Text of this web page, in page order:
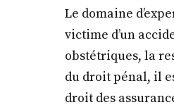
Le domaine
victime d’un
obstétriques, la
du droit pénal, il
droit des